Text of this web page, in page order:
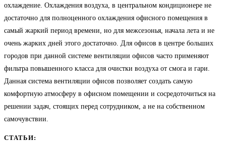
охлаждение. Охлаждения воздуха, в центральном кондиционере не
достаточно для полноценного охлаждения офисного помещения в
самый жаркий период времени, но для межсезонья, начала лета и не
очень жарких дней этого достаточно. Для офисов в центре больших
городов при данной системе вентиляции офисов часто применяют
фильтра повышенного класса для очистки воздуха от смога и гари.
Данная система вентиляции офисов позволяет создать самую
комфортную атмосферу в офисном помещении и сосредоточиться на
решении задач, стоящих перед сотрудником, а не на собственном
самочувствии.
СТАТЬИ: